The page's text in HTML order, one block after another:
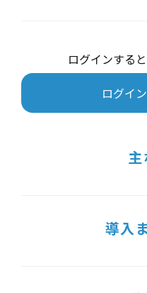
ログインする
ログイ
導入